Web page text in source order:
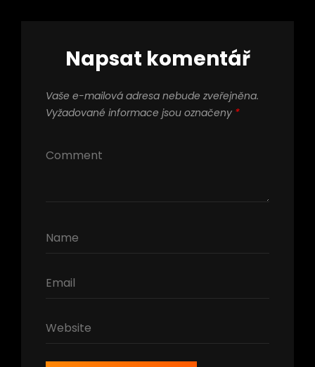
Napsat komentář
Vaše e-mailová adresa nebude zveřejněna.
Vyžadované informace jsou označeny *